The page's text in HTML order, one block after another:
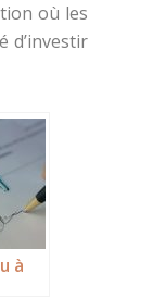
où les
d’investir
à